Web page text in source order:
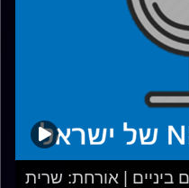
ביניים | אורחת: שרית